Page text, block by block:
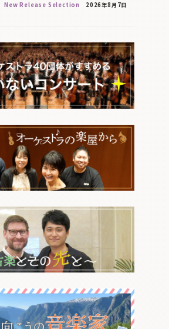
New Release Selection 2026年8月7日